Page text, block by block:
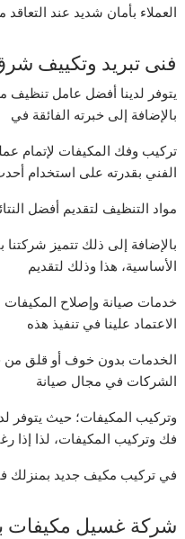
العملاء بأمان شديد عند
فنى تبريد وتكييف
يتوفر لدينا أفضل عامل تنظيف
بالإضافة إلى خبرته الفائقة في
تركيب وفك المكيفات لإتمام
الفني بقدرته على استخدام
مواد التنظيف لتقديم أفضل
بالإضافة إلى ذلك تتميز شركتنا
الأساسية، هذا وذلك لتقديم
خدمات صيانة وإصلاح المكيفات
الاعتماد علينا في تنفيذ هذه
الخدمات بدون خوف أو قلق من
الشركات في مجال صيانة
وتركيب المكيفات؛ حيث يتوفر
فك وتركيب المكيفات، لذا إذا
في تركيب مكيف جديد بمنزلك
شركة غسيل مكيفات